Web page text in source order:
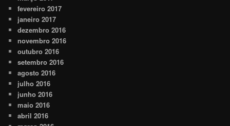
fevereiro 2017
janeiro 2017
dezembro 2016
novembro 2016
outubro 2016
setembro 2016
agosto 2016
julho 2016
junho 2016
maio 2016
abril 2016